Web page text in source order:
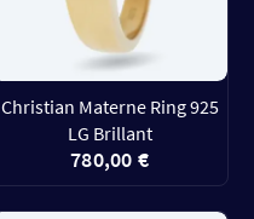
Christian Materne Ring 925
LG Brillant
780,00 €